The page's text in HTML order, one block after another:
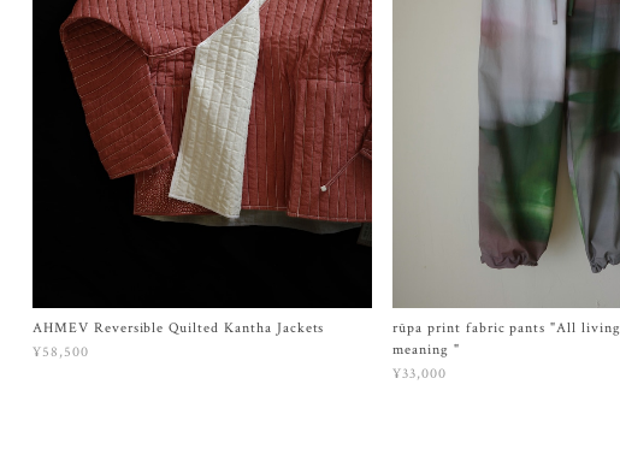
AHMEV Reversible Quilted Kantha Jackets
¥58,500
rūpa print fabric pants "All
meaning "
¥33,000